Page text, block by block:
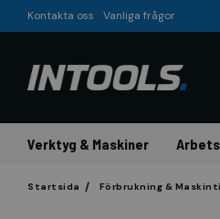
Kontakta oss Vanliga frågor
Verktyg & Maskiner
Startsida Förbrukning &